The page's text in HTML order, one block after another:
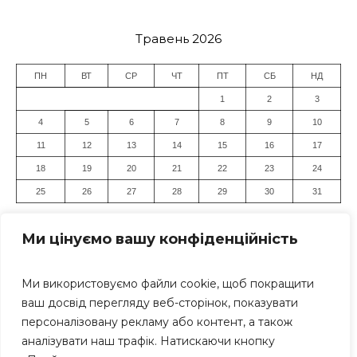
Ми цінуємо вашу конфіденційність
Ми використовуємо файли cookie, щоб покращити
ваш досвід перегляду веб-сторінок, показувати
персоналізовану рекламу або контент, а також
аналізувати наш трафік. Натискаючи кнопку
Травень 2026
ПН ВТ СР ЧТ ПТ СБ НД
1 2 3
4 5 6 7 8 9 10
11 12 13 14 15 16 17
18 19 20 21 22 23 24
25 26 27 28 29 30 31